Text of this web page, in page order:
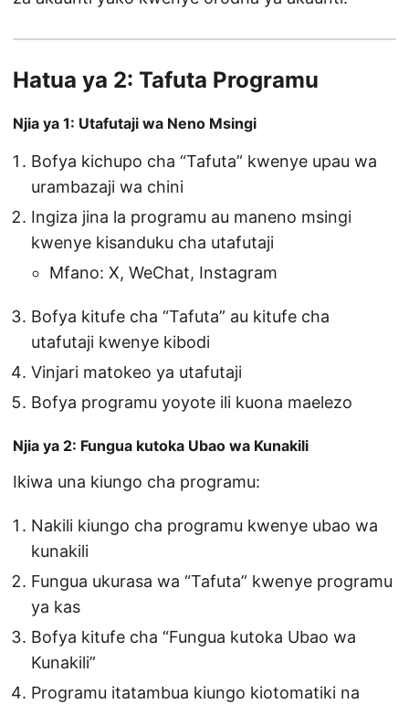
Hatua ya 2: Tafuta Programu
Njia ya 1: Utafutaji wa Neno Msingi
Bofya kichupo cha “Tafuta” kwenye upau wa
urambazaji wa chini
Ingiza jina la programu au maneno msingi
kwenye kisanduku cha utafutaji
Mfano: X, WeChat, Instagram
Bofya kitufe cha “Tafuta” au kitufe cha
utafutaji kwenye kibodi
Vinjari matokeo ya utafutaji
Bofya programu yoyote ili kuona maelezo
Njia ya 2: Fungua kutoka Ubao wa Kunakili
Ikiwa una kiungo cha programu:
Nakili kiungo cha programu kwenye ubao wa
kunakili
Fungua ukurasa wa “Tafuta” kwenye programu
ya kas
Bofya kitufe cha “Fungua kutoka Ubao wa
Kunakili”
Programu itatambua kiungo kiotomatiki na